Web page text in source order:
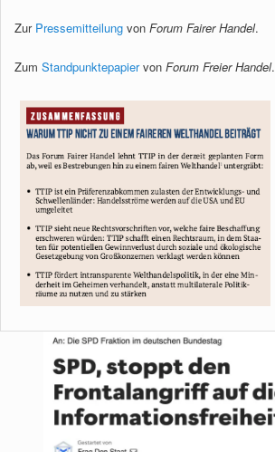
Zur Pressemitteilung von Forum Fairer Handel.
Zum Standpunktepapiervon Forum Freier Handel.